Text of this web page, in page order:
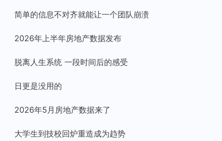
简单的信息不对齐就能让一个团队崩溃
2026年上半年房地产数据发布
脱离人生系统 一段时间后的感受
日更是没用的
2026年5月房地产数据来了
大学生到技校回炉重造成为趋势